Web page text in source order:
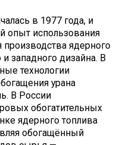
в 1977 года, и
опыт использования
производства ядерного
западного дизайна. В
технологии
урана
В России
обогатительных
ядерного топлива
обогащённый